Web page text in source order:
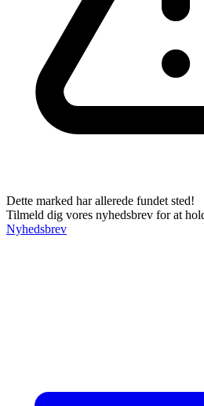
Dette marked har allerede fundet sted!
Tilmeld dig vores nyhedsbrev for at
Nyhedsbrev